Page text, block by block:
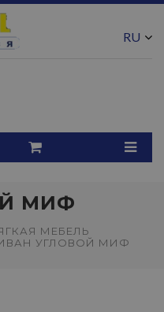
RU
МИФ
МЕБЕЛЬ
УГЛОВОЙ МИФ